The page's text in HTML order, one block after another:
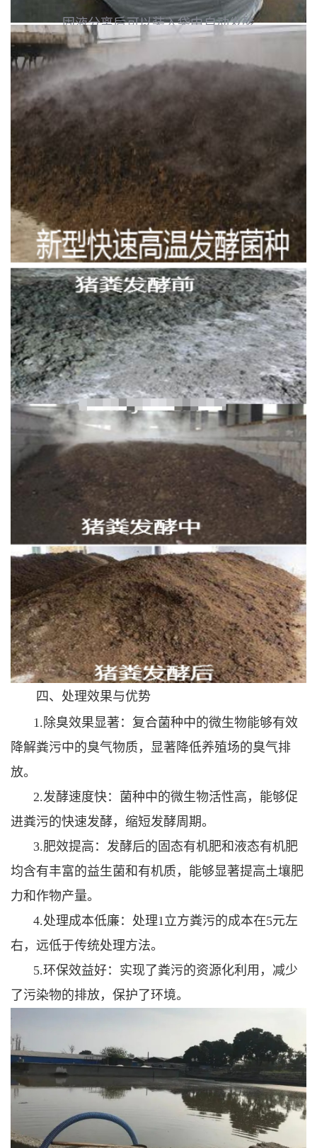
固液分离后可以装入袋中自动发酵
四、处理效果与优势
1.除臭效果显著：复合菌种中的微生物能够有效
降解粪污中的臭气物质，显著降低养殖场的臭气排
放。
2.发酵速度快：菌种中的微生物活性高，能够促
进粪污的快速发酵，缩短发酵周期。
3.肥效提高：发酵后的固态有机肥和液态有机肥
均含有丰富的益生菌和有机质，能够显著提高土壤肥
力和作物产量。
4.处理成本低廉：处理1立方粪污的成本在5元左
右，远低于传统处理方法。
5.环保效益好：实现了粪污的资源化利用，减少
了污染物的排放，保护了环境。